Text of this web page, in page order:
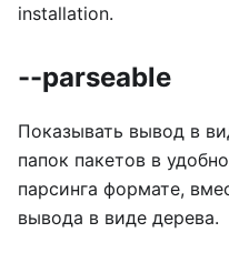
installation.
--parseable
Показывать вывод в
папок пакетов в
парсинга формате,
вывода в виде дерева.